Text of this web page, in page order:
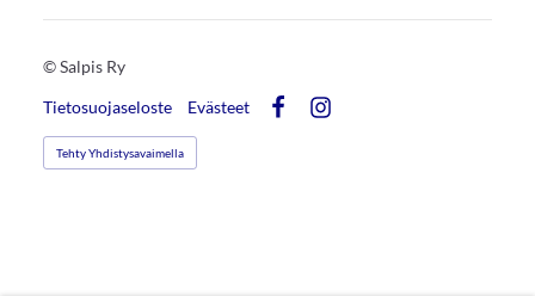
©Salpis Ry
Tietosuojaseloste
Evästeet
Tehty Yhdistysavaimella